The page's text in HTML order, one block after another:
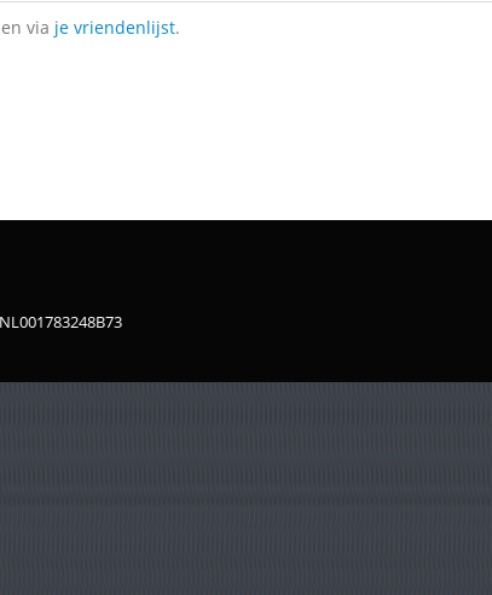
via je vriendenlijst.